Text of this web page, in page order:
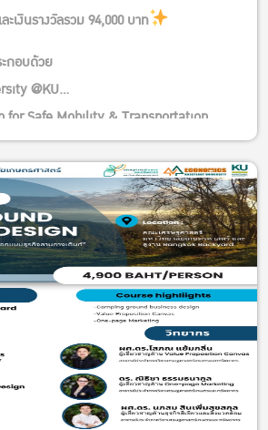
เงินรางวัลรวม 94,000 บาท
กอบด้วย
@KU
for Safe Mobility & Transportation ,
for Good Health & society , Friendly
Sustainable Education & Tourism
for Creative Food & Agriculture
ผลงาน >> https://kasets.art/408ZAM
>> https://kasets.art/Bmw1M6
ตรี) >> https://kasets.art/yd9soo
ดเพิ่มเติมได้ที่กองพัฒนานิสิต 02-118-0167
หรือ E-Mail : kusdgs…